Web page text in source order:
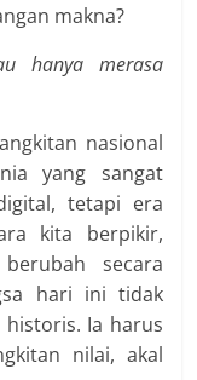
makna?
hanya merasa
nasional
yang sangat
tetapi era
kita berpikir,
secara
hari ini tidak
historis. Ia harus
nilai, akal